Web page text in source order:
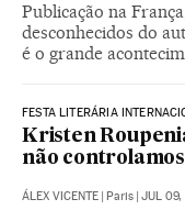
Publicação na
desconhecidos do
é o grande
FESTA LITERÁRIA
Kristen
não
ÁLEX VICENTE Paris JUL